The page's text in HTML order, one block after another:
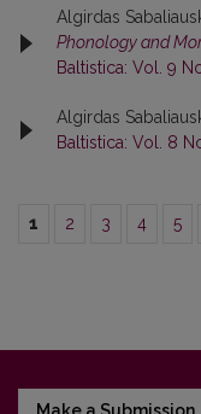
Algirdas
Phonology and
Baltistica: Vol. 9
Algirdas
Baltistica: Vol. 8
1 2 3 4 5